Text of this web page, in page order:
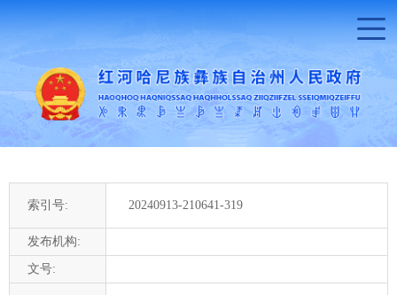
索引号: 20240913-210641-319
发布机构:
文号: